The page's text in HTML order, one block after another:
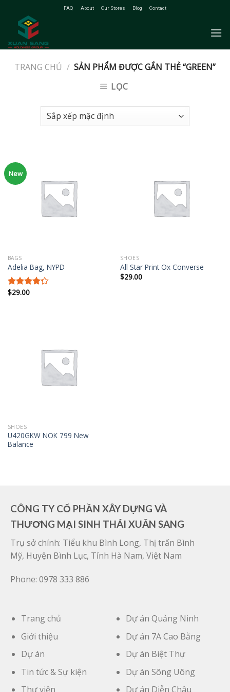
content
FAQ About Our Stores Blog Contact
TRANG CHỦ / SẢN PHẨM ĐƯỢC GẮN THẺ “GREEN”
LỌC
New
BAGS
Adelia Bag, NYPD
Được xếp
$29.00
SHOES
All Star Print Ox Converse
$29.00
SHOES
U420GKW NOK 799 New
Balance
CÔNG TY CỔ PHẦN XÂY DỰNG VÀ
THƯƠNG MẠI SINH THÁI XUÂN SANG
Trụ sở chính: Tiểu khu Bình Long, Thị trấn Bình
Mỹ, Huyện Bình Lục, Tỉnh Hà Nam, Việt Nam
Phone: 0978 333 886
Trang chủ
Giới thiệu
Dự án
Tin tức & Sự kiện
Thư viện
Dự án Quảng Ninh
Dự án 7A Cao Bằng
Dự án Biệt Thự
Dự án Sông Uông
Dự án Diễn Châu